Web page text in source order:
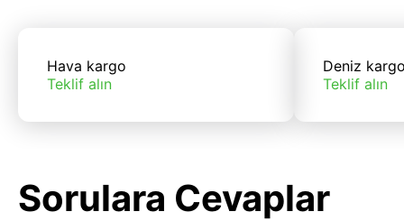
Hava kargo
Teklif alın
Deniz
Teklif alın
Sorulara Cevaplar